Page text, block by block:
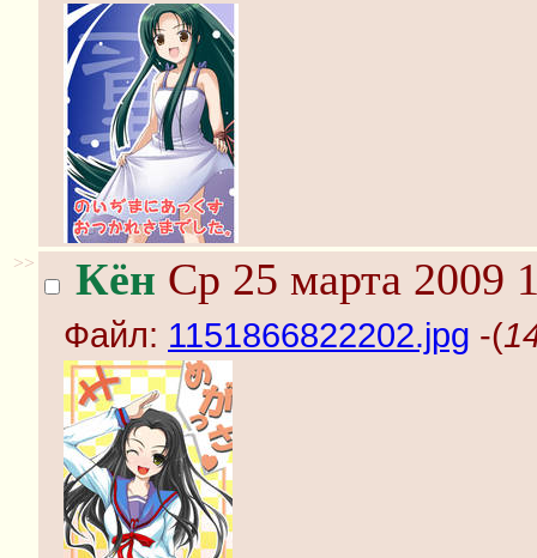
>> Кён Ср 25 марта 2009
Файл: 1151866822202.jpg -(